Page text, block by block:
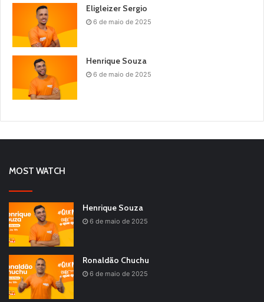
Eligleizer Sergio
6 de maio de 2025
Henrique Souza
6 de maio de 2025
MOST WATCH
Henrique Souza
6 de maio de 2025
Ronaldão Chuchu
6 de maio de 2025